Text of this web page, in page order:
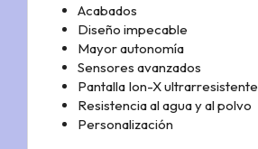
Acabados
Diseño impecable
Mayor autonomía
Sensores avanzados
Pantalla Ion-X ultrarresistente
Resistencia al agua y al polvo
Personalización